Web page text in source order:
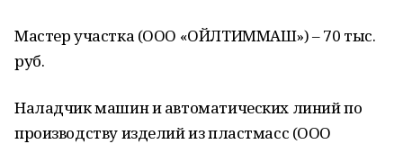
Мастер участка (ООО «ОЙЛТИММАШ») – 70 тыс.
руб.
Наладчик машин и автоматических линий по
производству изделий из пластмасс (ООО